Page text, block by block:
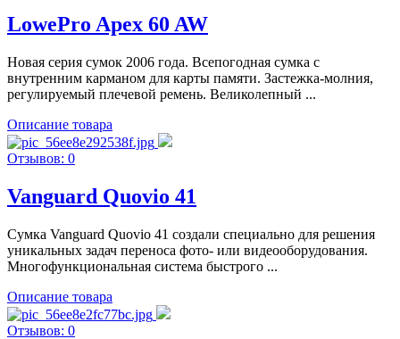
LowePro Apex 60 AW
Новая серия сумок 2006 года. Всепогодная сумка с
внутренним карманом для карты памяти. Застежка-молния,
регулируемый плечевой ремень. Великолепный ...
Описание товара
Отзывов: 0
Vanguard Quovio 41
Сумка Vanguard Quovio 41 создали специально для решения
уникальных задач переноса фото- или видеооборудования.
Многофункциональная система быстрого ...
Описание товара
Отзывов: 0